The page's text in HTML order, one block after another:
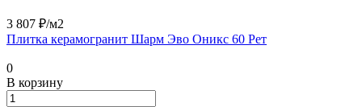
3 807 ₽/м2
Плитка керамогранит Шарм Эво Оникс 60 Рет
0
В корзину